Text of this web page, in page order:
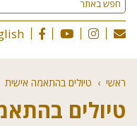
ראשי › טיולים בהתאמה אישית
טיולים